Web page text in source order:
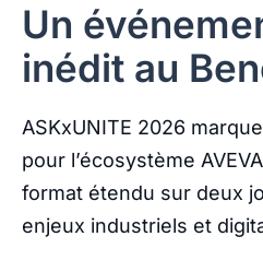
Un
inédit au
ASKxUNITE 2026
pour l’écosystème
format étendu sur deux
enjeux industriels et